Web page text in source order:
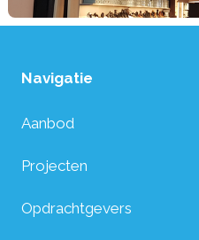
Navigatie
Aanbod
Projecten
Opdrachtgevers